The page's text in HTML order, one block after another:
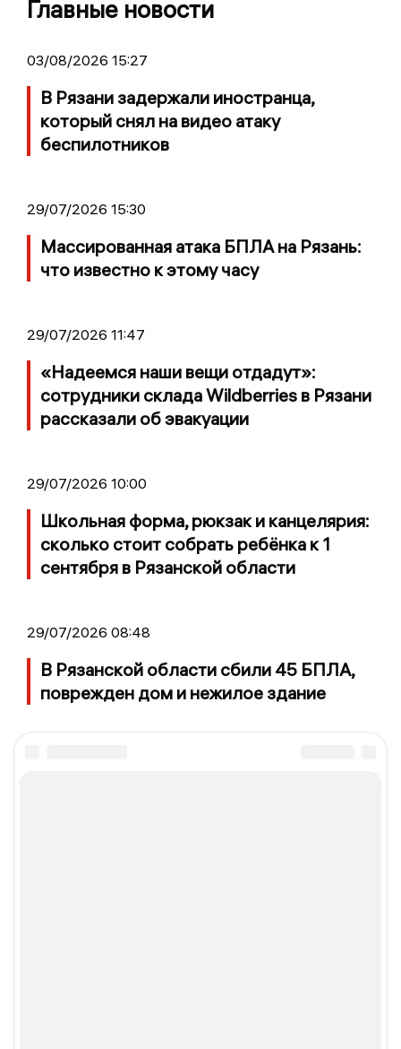
Главные новости
03/08/2026 15:27
В Рязани задержали иностранца,
который снял на видео атаку
беспилотников
29/07/2026 15:30
Массированная атака БПЛА на Рязань:
что известно к этому часу
29/07/2026 11:47
«Надеемся наши вещи отдадут»:
сотрудники склада Wildberries в Рязани
рассказали об эвакуации
29/07/2026 10:00
Школьная форма, рюкзак и канцелярия:
сколько стоит собрать ребёнка к 1
сентября в Рязанской области
29/07/2026 08:48
В Рязанской области сбили 45 БПЛА,
поврежден дом и нежилое здание